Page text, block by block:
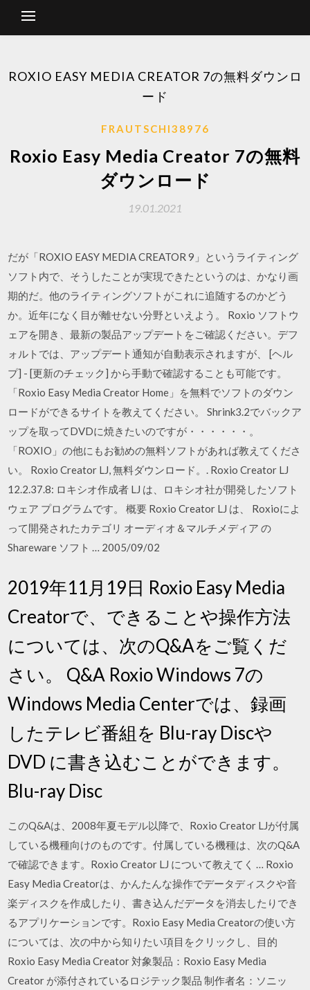
ROXIO EASY MEDIA CREATOR 7の無料ダウンロ
ード
FRAUTSCHI38976
Roxio Easy Media Creator 7の無料
ダウンロード
19.01.2021
だが「ROXIO EASY MEDIA CREATOR 9」というライティング
ソフト内で、そうしたことが実現できたというのは、かなり画
期的だ。他のライティングソフトがこれに追随するのかどう
か。近年になく目が離せない分野といえよう。 Roxio ソフトウ
ェアを開き、最新の製品アップデートをご確認ください。デフ
ォルトでは、アップデート通知が自動表示されますが、 [ヘル
プ] - [更新のチェック] から手動で確認することも可能です。
「Roxio Easy Media Creator Home」を無料でソフトのダウン
ロードができるサイトを教えてください。 Shrink3.2でバックア
ップを取ってDVDに焼きたいのですが・・・・・・。
「ROXIO」の他にもお勧めの無料ソフトがあれば教えてくださ
い。 Roxio Creator LJ, 無料ダウンロード。. Roxio Creator LJ
12.2.37.8: ロキシオ作成者 LJ は、ロキシオ社が開発したソフト
ウェア プログラムです。 概要 Roxio Creator LJ は、 Roxioによ
って開発されたカテゴリ オーディオ＆マルチメディア の
Shareware ソフト … 2005/09/02
2019年11月19日 Roxio Easy Media
Creatorで、できることや操作方法
については、次のQ&Aをご覧くだ
さい。 Q&A Roxio Windows 7の
Windows Media Centerでは、録画
したテレビ番組を Blu-ray Discや
DVD に書き込むことができます。
Blu-ray Disc
このQ&Aは、2008年夏モデル以降で、Roxio Creator LJが付属
している機種向けのものです。付属している機種は、次のQ&A
で確認できます。Roxio Creator LJ について教えてく … Roxio
Easy Media Creatorは、かんたんな操作でデータディスクや音
楽ディスクを作成したり、書き込んだデータを消去したりでき
るアプリケーションです。Roxio Easy Media Creatorの使い方
については、次の中から知りたい項目をクリックし、目的
Roxio Easy Media Creator 対象製品：Roxio Easy Media
Creator が添付されているロジテック製品 制作者名：ソニッ